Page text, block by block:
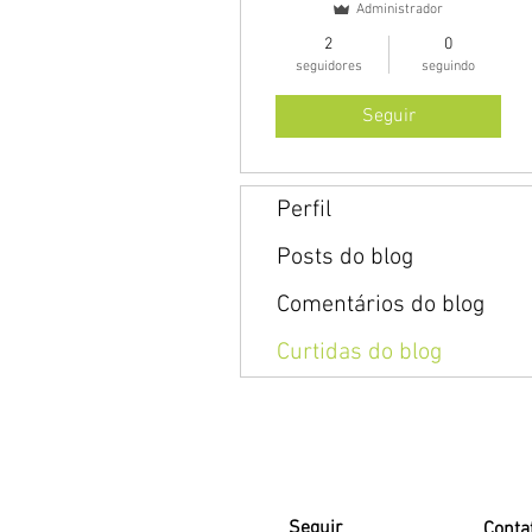
Administrador
2
seguidores
0
seguindo
Seguir
Perfil
Posts do blog
Comentários do blog
Curtidas do blog